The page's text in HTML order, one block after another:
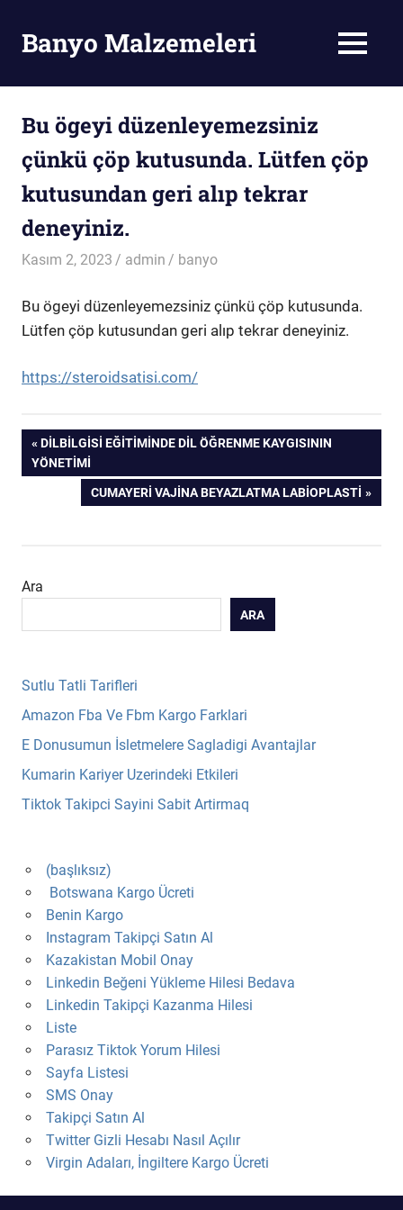
contentBanyo Malzemeleri MENU
Bu ögeyi düzenleyemezsiniz
çünkü çöp kutusunda. Lütfen çöp
kutusundan geri alıp tekrar
deneyiniz.
Kasım 2, 2023 admin banyo
Bu ögeyi düzenleyemezsiniz çünkü çöp kutusunda.
Lütfen çöp kutusundan geri alıp tekrar deneyiniz.
https://steroidsatisi.com/
Yazı
gezinmesi
PREVIOUS
POST:
DILBILGISI EĞITIMINDE DIL ÖĞRENME KAYGISININ
YÖNETIMI
NEXT
CUMAYERI VAJINA BEYAZLATMA LABIOPLASTI
Ara
ARA
Sutlu Tatli Tarifleri
Amazon Fba Ve Fbm Kargo Farklari
E Donusumun İsletmelere Sagladigi Avantajlar
Kumarin Kariyer Uzerindeki Etkileri
Tiktok Takipci Sayini Sabit Artirmaq
(başlıksız)
Botswana Kargo Ücreti
Benin Kargo
Instagram Takipçi Satın Al
Kazakistan Mobil Onay
Linkedin Beğeni Yükleme Hilesi Bedava
Linkedin Takipçi Kazanma Hilesi
Liste
Parasız Tiktok Yorum Hilesi
Sayfa Listesi
SMS Onay
Takipçi Satın Al
Twitter Gizli Hesabı Nasıl Açılır
Virgin Adaları, İngiltere Kargo Ücreti